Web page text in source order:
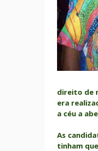
direito de
era
a céu a
As
tinham